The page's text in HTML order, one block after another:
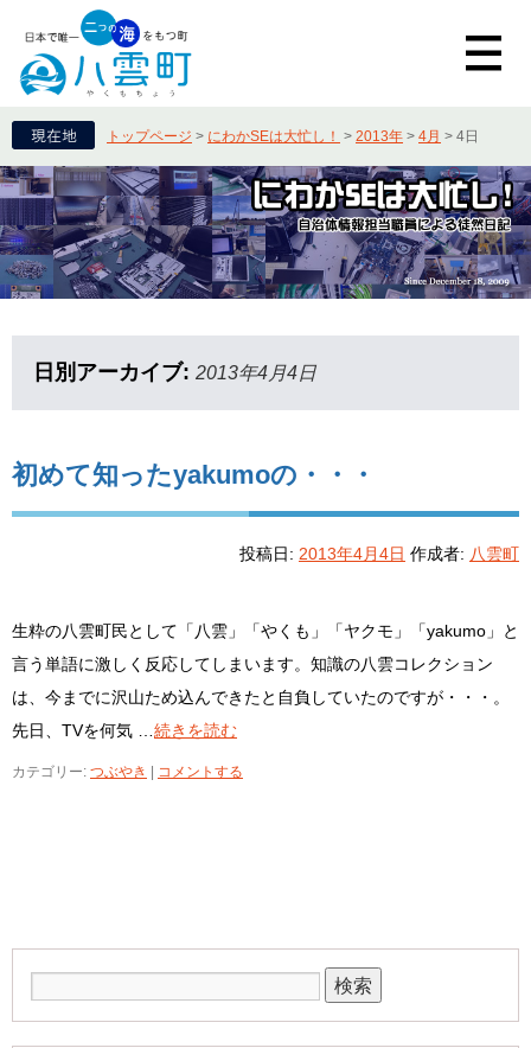
トップページ > にわかSEは大忙し！ > 2013年 > 4月 > 4日
日別アーカイブ: 2013年4月4日
初めて知ったyakumoの・・・
投稿日: 2013年4月4日 作成者: 八雲町
生粋の八雲町民として「八雲」「やくも」「ヤクモ」「yakumo」と
言う単語に激しく反応してしまいます。知識の八雲コレクション
は、今までに沢山ため込んできたと自負していたのですが・・・。
先日、TVを何気 … 続きを読む
カテゴリー: つぶやき コメントする